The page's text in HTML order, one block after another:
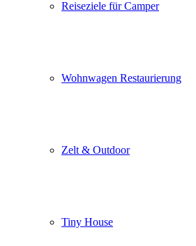
Reiseziele für Camper
Wohnwagen Restaurierung
Zelt & Outdoor
Tiny House